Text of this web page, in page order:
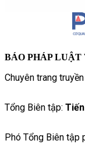
BÁO PHÁP
Chuyên trang
Tổng Biên tập:
Phó Tổng Biên tập